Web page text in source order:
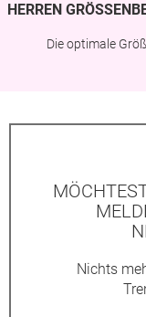
HERREN
Die optimale
Nichts